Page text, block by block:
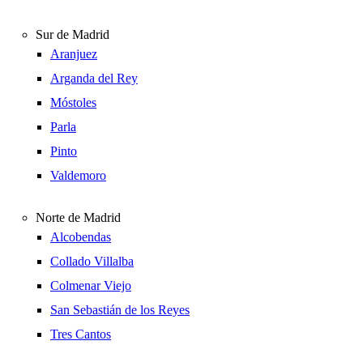
Sur de Madrid
Aranjuez
Arganda del Rey
Móstoles
Parla
Pinto
Valdemoro
Norte de Madrid
Alcobendas
Collado Villalba
Colmenar Viejo
San Sebastián de los Reyes
Tres Cantos